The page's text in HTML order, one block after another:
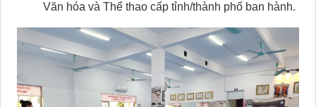
Văn hóa và Thể thao cấp tỉnh/thành phố ban hành.